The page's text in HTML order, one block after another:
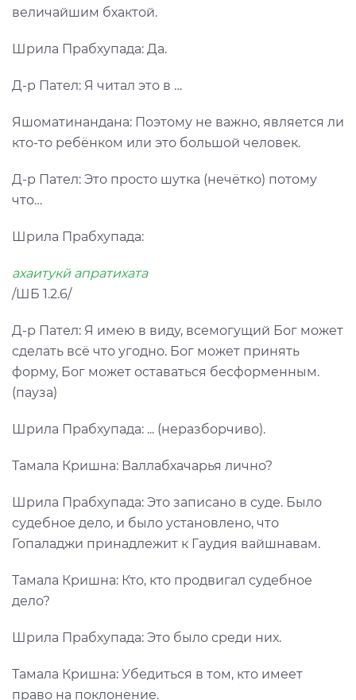
величайшим бхактой.
Шрила Прабхупада: Да.
Д-р Пател: Я читал это в …
Яшоматинандана: Поэтому не важно, является ли
кто-то ребёнком или это большой человек.
Д-р Пател: Это просто шутка (нечётко) потому
что…
Шрила Прабхупада:
ахаитукй апратихата
/ШБ 1.2.6/
Д-р Пател: Я имею в виду, всемогущий Бог может
сделать всё что угодно. Бог может принять
форму, Бог может оставаться бесформенным.
(пауза)
Шрила Прабхупада: ... (неразборчиво).
Тамала Кришна: Валлабхачарья лично?
Шрила Прабхупада: Это записано в суде. Было
судебное дело, и было установлено, что
Гопаладжи принадлежит к Гаудия вайшнавам.
Тамала Кришна: Кто, кто продвигал судебное
дело?
Шрила Прабхупада: Это было среди них.
Тамала Кришна: Убедиться в том, кто имеет
право на поклонение.